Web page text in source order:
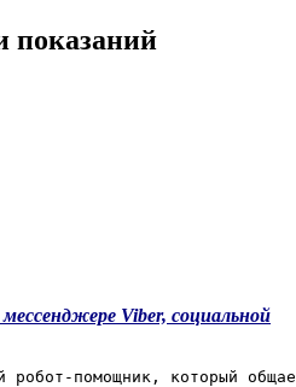
показаний
Viber, социальной
робот-помощник, который